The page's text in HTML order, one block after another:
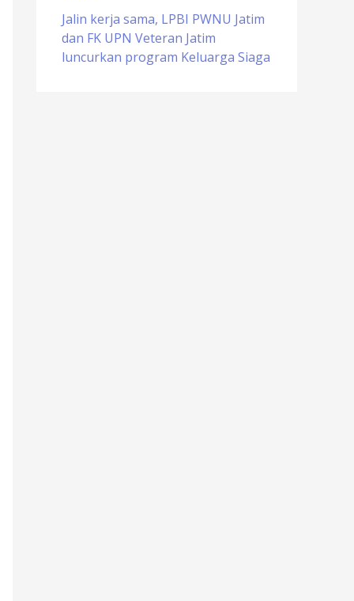
Jalin kerja sama, LPBI PWNU Jatim
dan FK UPN Veteran Jatim
luncurkan program Keluarga Siaga